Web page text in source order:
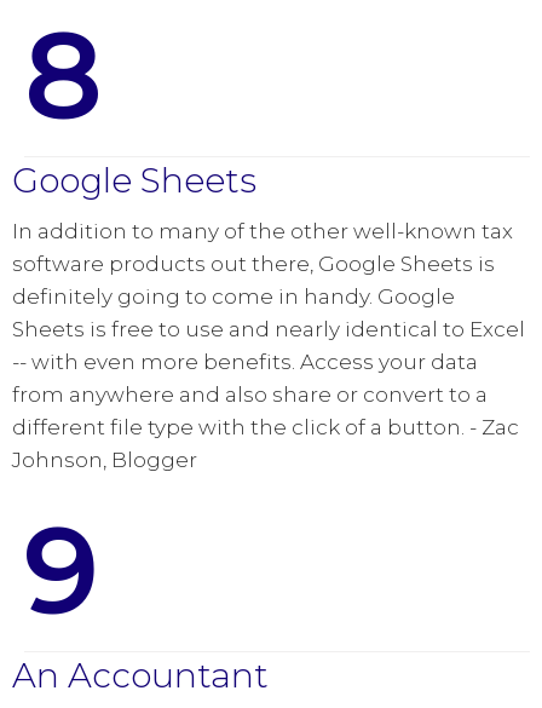
8
Google Sheets
In addition to many of the other well-known tax
software products out there, Google Sheets is
definitely going to come in handy. Google
Sheets is free to use and nearly identical to Excel
-- with even more benefits. Access your data
from anywhere and also share or convert to a
different file type with the click of a button. - Zac
Johnson, Blogger
9
An Accountant